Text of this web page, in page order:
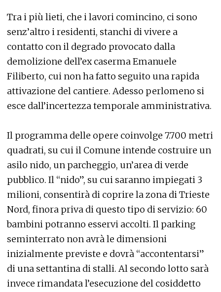
Tra i più lieti, che i lavori comincino, ci sono
senz’altro i residenti, stanchi di vivere a
contatto con il degrado provocato dalla
demolizione dell’ex caserma Emanuele
Filiberto, cui non ha fatto seguito una rapida
attivazione del cantiere. Adesso perlomeno si
esce dall’incertezza temporale amministrativa.
Il programma delle opere coinvolge 7.700 metri
quadrati, su cui il Comune intende costruire un
asilo nido, un parcheggio, un’area di verde
pubblico. Il “nido”, su cui saranno impiegati 3
milioni, consentirà di coprire la zona di Trieste
Nord, finora priva di questo tipo di servizio: 60
bambini potranno esservi accolti. Il parking
seminterrato non avrà le dimensioni
inizialmente previste e dovrà “accontentarsi”
di una settantina di stalli. Al secondo lotto sarà
invece rimandata l’esecuzione del cosiddetto